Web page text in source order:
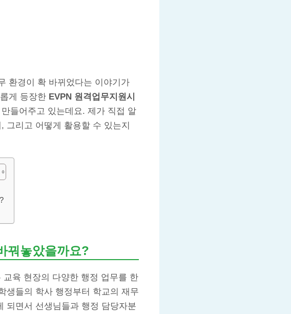
환경이 확 바뀌었다는 이야기가
게 등장한 EVPN 원격업무지원시
들어주고 있는데요. 제가 직접 알
그리고 어떻게 활용할 수 있는지
꿔놓았을까요?
육 현장의 다양한 행정 업무를 한
생들의 학사 행정부터 학교의 재무
되면서 선생님들과 행정 담당자분